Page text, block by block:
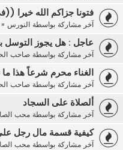
فتونا جزاكم الله خيرا
آخر مشاركة بواسطة النورس«
عاجل : هل يجوز التوسل
آخر مشاركة بواسطة صاحب
الغناء محرم شرعاً هذا ما
آخر مشاركة بواسطة صاحب
ألصلاة على السجاد
آخر مشاركة بواسطة محب
كيفية قسمة مال رجل على
آخر مشاركة بواسطة محب